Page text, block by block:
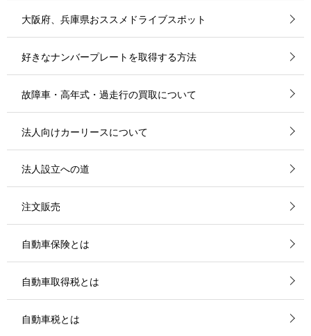
大阪府、兵庫県おススメドライブスポット
好きなナンバープレートを取得する方法
故障車・高年式・過走行の買取について
法人向けカーリースについて
法人設立への道
注文販売
自動車保険とは
自動車取得税とは
自動車税とは